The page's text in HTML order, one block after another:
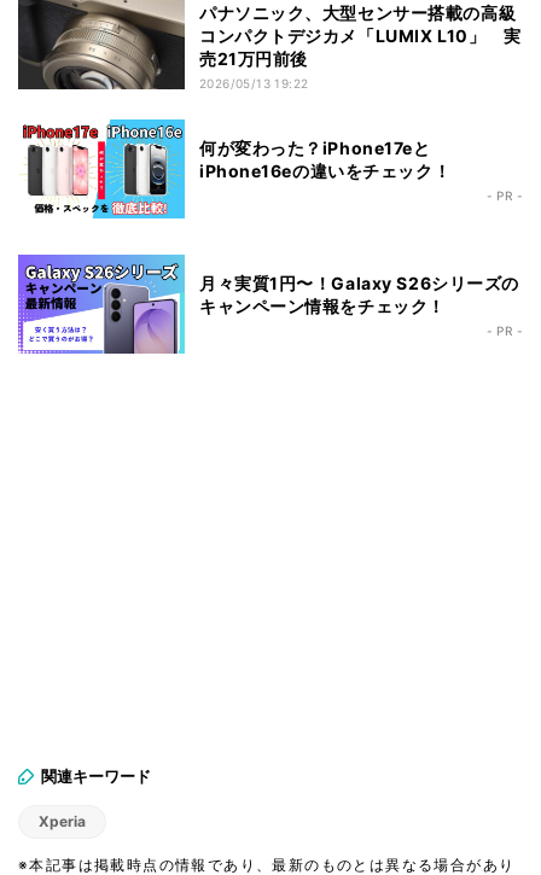
パナソニック、大型センサー搭載の高級
コンパクトデジカメ「LUMIX L10」 実
売21万円前後
2026/05/13 19:22
何が変わった？iPhone17eと
iPhone16eの違いをチェック！
- PR -
月々実質1円〜！Galaxy S26シリーズの
キャンペーン情報をチェック！
- PR -
関連キーワード
Xperia
※本記事は掲載時点の情報であり、最新のものとは異なる場合があり